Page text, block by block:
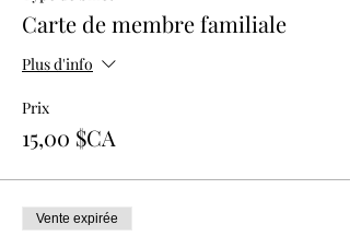
Carte de membre familiale
Plus d'info
Prix
15,00 $CA
Vente expirée